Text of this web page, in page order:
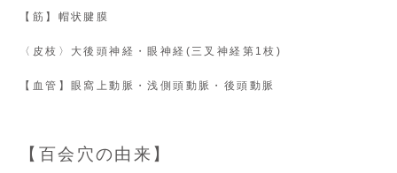
【筋】帽状腱膜
〈皮枝〉大後頭神経・眼神経(三叉神経第1枝)
【血管】眼窩上動脈・浅側頭動脈・後頭動脈
【百会穴の由来】